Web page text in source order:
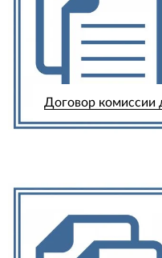
Договор комиссии